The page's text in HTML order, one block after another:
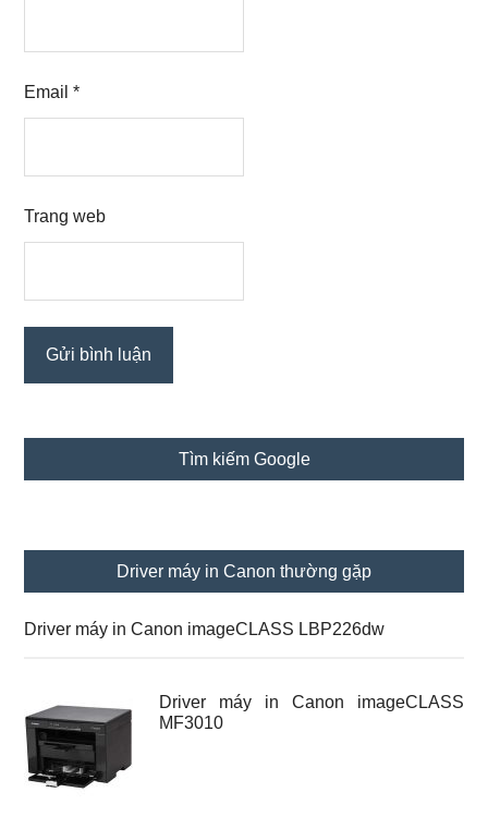
Email*
Trang web
chính
Tìm kiếm Google
Driver máy in Canon thường gặp
Driver máy in Canon imageCLASS LBP226dw
Driver máy in Canon imageCLASS
MF3010